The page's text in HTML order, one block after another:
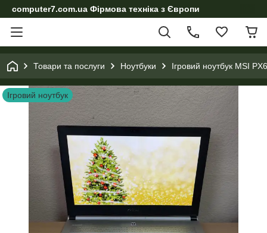
computer7.com.ua Фірмова техніка з Європи
Товари та послуги Ноутбуки Ігровий ноутбук MSI
Ігровий ноутбук